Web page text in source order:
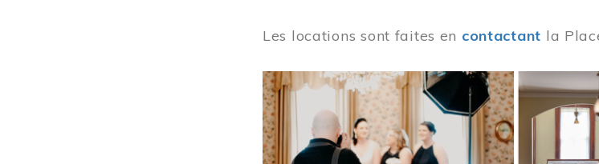
Les locations sont faites en contactant la
Image